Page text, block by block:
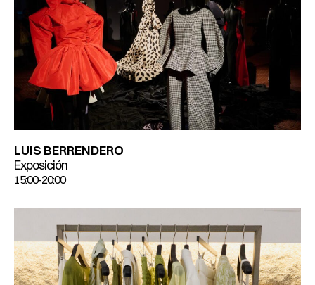
LUIS BERRENDERO
Exposición
15:00-20:00